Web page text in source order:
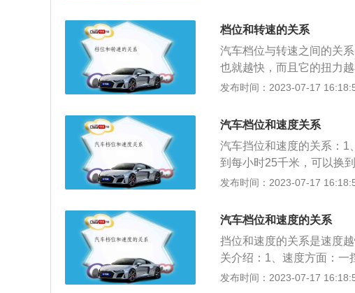
速越低，喷油、进气时间
（气体）也就越多，汽缸
扭矩和发动机转速成反比
in，不能超过2500r/min。
左右换挡。
档位和转速的关系
汽车档位与转速之间的关
也就越快，而且它的扭力
车档位越低，速度越慢、
于车辆起步低速行驶；2档
（4）、倒档用于车辆倒
车的档位与速度、转速之
个转速的时候该换什么档
适的速度用合适的档位去
油门的轻重来判断是否换
动档汽车，驾驶时由自动
适的档位，从而替代了人
速低时，液体传递的扭矩
发布时间：2023-07-17
汽车档位和速度关系
汽车挡位和速度的关系：1
到每小时25千米，可以换
挡；4、车速达到每小时45
燃料油的热效率最高。如
象，不仅会增加油耗，而
损害，汽车在行驶过程中
发布时间：2023-07-17
汽车档位和速度的关系
挡位和速度的关系是速度
关介绍：1、速度方面：一
到20千米每小时，三挡对
发布时间：2023-07-17